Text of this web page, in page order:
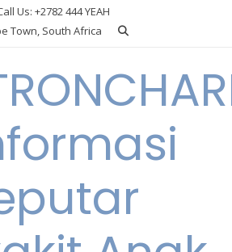
Us: +2782 444 YEAH
Town, South Africa